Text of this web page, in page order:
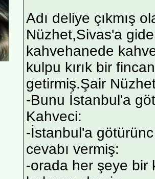
Adı deliye çıkmış
Nüzhet,Sivas'a
kahvehanede
kulpu kırık bir
getirmiş.Şair
-Bunu İstanbul'a
Kahveci:
-İstanbul'a
cevabı vermiş:
-orada her şeye bir